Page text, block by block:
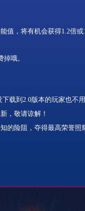
值，将有机会获得1.2倍或
哦。
载到2.0版本的玩家也不
，敬请谅解！
的险阻，夺得最高荣誉照